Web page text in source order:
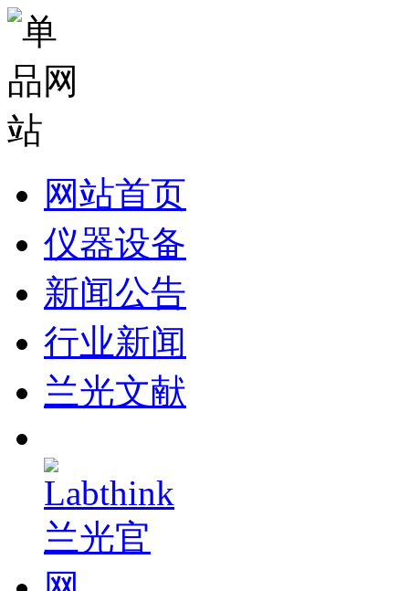
网站首页
仪器设备
新闻公告
行业新闻
兰光文献